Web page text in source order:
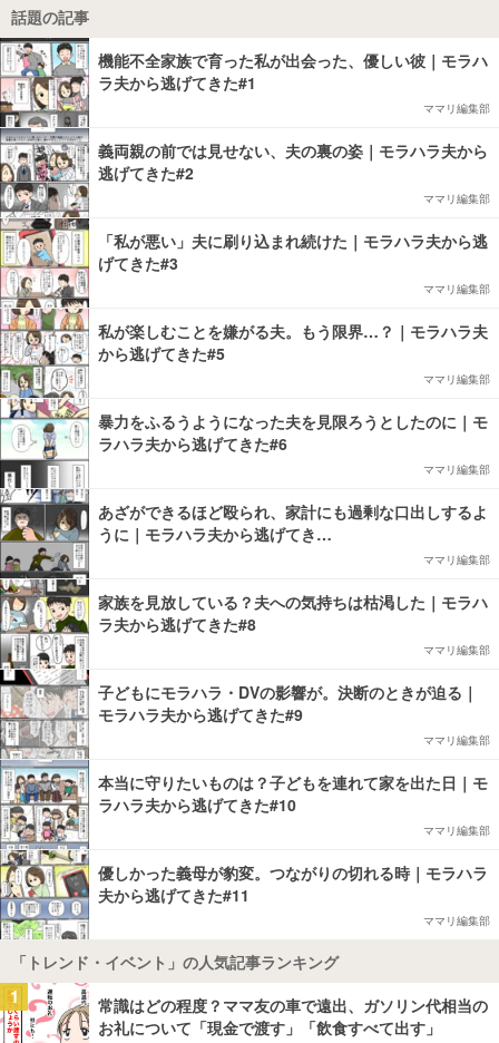
話題の記事
機能不全家族で育った私が出会った、優しい彼｜モラハ
ラ夫から逃げてきた#1
ママリ編集部
義両親の前では見せない、夫の裏の姿｜モラハラ夫から
逃げてきた#2
ママリ編集部
「私が悪い」夫に刷り込まれ続けた｜モラハラ夫から逃
げてきた#3
ママリ編集部
私が楽しむことを嫌がる夫。もう限界…？｜モラハラ夫
から逃げてきた#5
ママリ編集部
暴力をふるうようになった夫を見限ろうとしたのに｜モ
ラハラ夫から逃げてきた#6
ママリ編集部
あざができるほど殴られ、家計にも過剰な口出しするよ
うに｜モラハラ夫から逃げてき…
ママリ編集部
家族を見放している？夫への気持ちは枯渇した｜モラハ
ラ夫から逃げてきた#8
ママリ編集部
子どもにモラハラ・DVの影響が。決断のときが迫る｜
モラハラ夫から逃げてきた#9
ママリ編集部
本当に守りたいものは？子どもを連れて家を出た日｜モ
ラハラ夫から逃げてきた#10
ママリ編集部
優しかった義母が豹変。つながりの切れる時｜モラハラ
夫から逃げてきた#11
ママリ編集部
「トレンド・イベント」の人気記事ランキング
1
常識はどの程度？ママ友の車で遠出、ガソリン代相当の
お礼について「現金で渡す」「飲食すべて出す」